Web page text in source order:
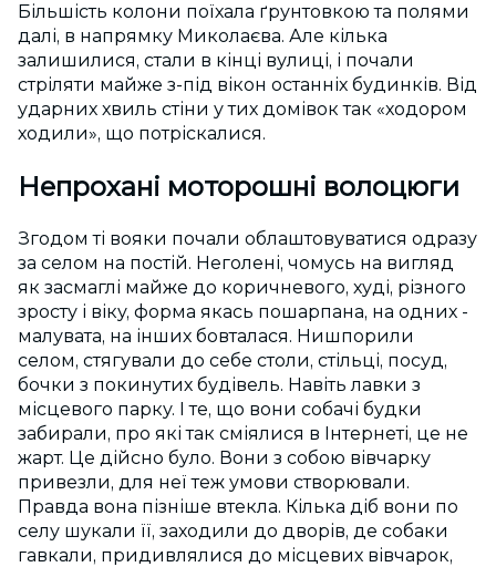
Більшість колони поїхала ґрунтовкою та полями
далі, в напрямку Миколаєва. Але кілька
залишилися, стали в кінці вулиці, і почали
стріляти майже з-під вікон останніх будинків. Від
ударних хвиль стіни у тих домівок так «ходором
ходили», що потріскалися.
Непрохані моторошні волоцюги
Згодом ті вояки почали облаштовуватися одразу
за селом на постій. Неголені, чомусь на вигляд
як засмаглі майже до коричневого, худі, різного
зросту і віку, форма якась пошарпана, на одних -
малувата, на інших бовталася. Нишпорили
селом, стягували до себе столи, стільці, посуд,
бочки з покинутих будівель. Навіть лавки з
місцевого парку. І те, що вони собачі будки
забирали, про які так сміялися в Інтернеті, це не
жарт. Це дійсно було. Вони з собою вівчарку
привезли, для неї теж умови створювали.
Правда вона пізніше втекла. Кілька діб вони по
селу шукали її, заходили до дворів, де собаки
гавкали, придивлялися до місцевих вівчарок,